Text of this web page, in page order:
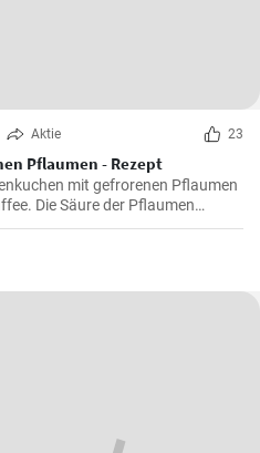
Aktie 23
Pflaumen - Rezept
mit gefrorenen Pflaumen
Die Säure der Pflaumen
ergibt ein harmonisches